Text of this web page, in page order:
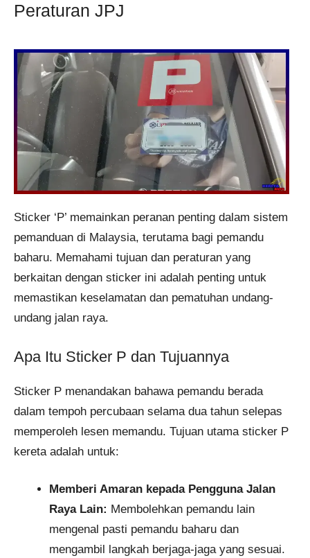
Peraturan JPJ
Sticker ‘P’ memainkan peranan penting dalam sistem
pemanduan di Malaysia, terutama bagi pemandu
baharu. Memahami tujuan dan peraturan yang
berkaitan dengan sticker ini adalah penting untuk
memastikan keselamatan dan pematuhan undang-
undang jalan raya.
Apa Itu Sticker P dan Tujuannya
Sticker P menandakan bahawa pemandu berada
dalam tempoh percubaan selama dua tahun selepas
memperoleh lesen memandu. Tujuan utama sticker P
kereta adalah untuk:
Memberi Amaran kepada Pengguna Jalan
Raya Lain: Membolehkan pemandu lain
mengenal pasti pemandu baharu dan
mengambil langkah berjaga-jaga yang sesuai.